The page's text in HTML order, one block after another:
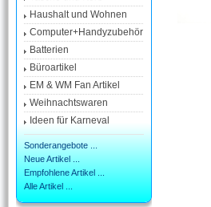
Haushalt und Wohnen
Computer+Handyzubehör
Batterien
Büroartikel
EM & WM Fan Artikel
Weihnachtswaren
Ideen für Karneval
Sonderangebote ...
Neue Artikel ...
Empfohlene Artikel ...
Alle Artikel ...